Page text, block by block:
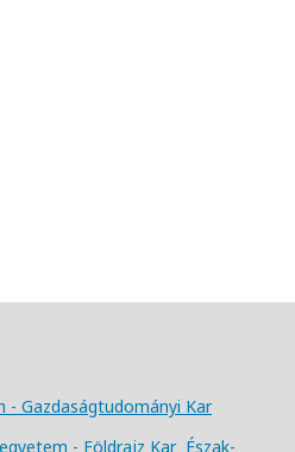
- Gazdaságtudományi Kar
- Földrajz Kar Észak-